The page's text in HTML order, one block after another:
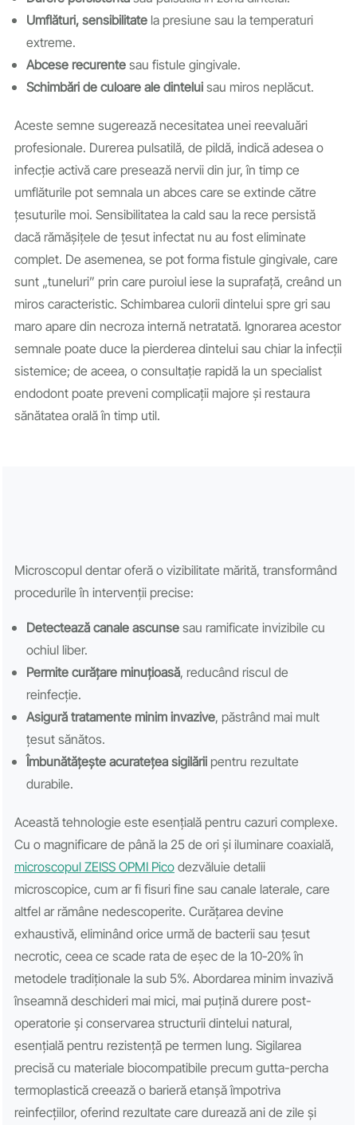
Umflături, sensibilitate la presiune sau la temperaturi
extreme.
Abcese recurentesau fistule gingivale.
Schimbări de culoare ale dinteluisau miros neplăcut.
Aceste semne sugerează necesitatea unei reevaluări
profesionale. Durerea pulsatilă, de pildă, indică adesea o
infecție activă care presează nervii din jur, în timp ce
umflăturile pot semnala un abces care se extinde către
țesuturile moi. Sensibilitatea la cald sau la rece persistă
dacă rămășițele de țesut infectat nu au fost eliminate
complet. De asemenea, se pot forma fistule gingivale, care
sunt „tuneluri” prin care puroiul iese la suprafață, creând un
miros caracteristic. Schimbarea culorii dintelui spre gri sau
maro apare din necroza internă netratată. Ignorarea acestor
semnale poate duce la pierderea dintelui sau chiar la infecții
sistemice; de aceea, o consultație rapidă la un specialist
endodont poate preveni complicații majore și restaura
sănătatea orală în timp util.
Microscopul dentar oferă o vizibilitate mărită, transformând
procedurile în intervenții precise:
Detectează canale ascunsesau ramificate invizibile cu
ochiul liber.
Permite curățare minuțioasă, reducând riscul de
reinfecție.
Asigură tratamente minim invazive, păstrând mai mult
țesut sănătos.
Îmbunătățește acuratețea sigilării pentru rezultate
durabile.
Această tehnologie este esențială pentru cazuri complexe.
Cu o magnificare de până la 25 de ori și iluminare coaxială,
microscopul ZEISS OPMI Picodezvăluie detalii
microscopice, cum ar fi fisuri fine sau canale laterale, care
altfel ar rămâne nedescoperite. Curățarea devine
exhaustivă, eliminând orice urmă de bacterii sau țesut
necrotic, ceea ce scade rata de eșec de la 10-20% în
metodele tradiționale la sub 5%. Abordarea minim invazivă
înseamnă deschideri mai mici, mai puțină durere post-
operatorie și conservarea structurii dintelui natural,
esențială pentru rezistență pe termen lung. Sigilarea
precisă cu materiale biocompatibile precum gutta-percha
termoplastică creează o barieră etanșă împotriva
reinfecțiilor, oferind rezultate care durează ani de zile și